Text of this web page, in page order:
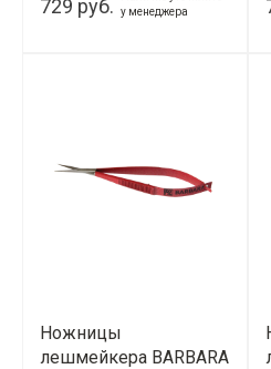
729 руб.
у менеджера
Ножницы
лешмейкера BARBARA